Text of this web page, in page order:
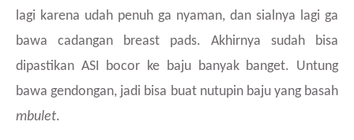
lagi karena udah penuh ga nyaman, dan sialnya lagi ga
bawa cadangan breast pads. Akhirnya sudah bisa
dipastikan ASI bocor ke baju banyak banget. Untung
bawa gendongan, jadi bisa buat nutupin baju yang basah
mbulet.